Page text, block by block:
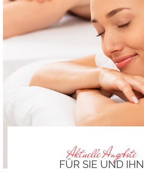
Aktuelle Angebote
FÜR SIE UND IHN